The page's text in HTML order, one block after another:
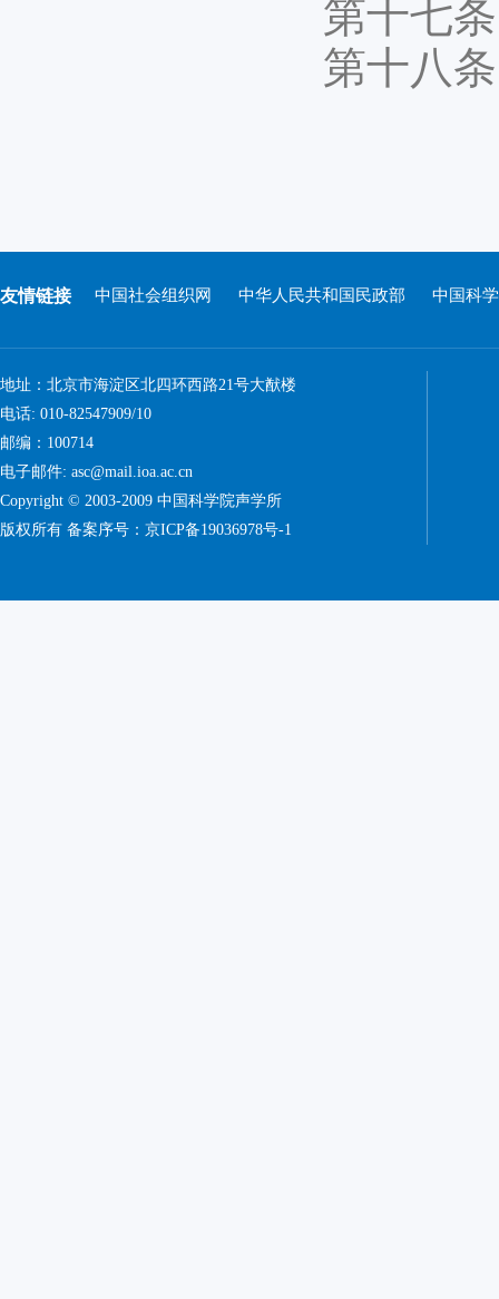
第十七
第十八
友情链接 中国社会组织网 中华人民共和国民政部 中国科
地址：北京市海淀区北四环西路21号大猷楼
电话: 010-82547909/10
邮编：100714
电子邮件: asc@mail.ioa.ac.cn
Copyright © 2003-2009 中国科学院声学所
版权所有 备案序号： 京ICP备19036978号-1